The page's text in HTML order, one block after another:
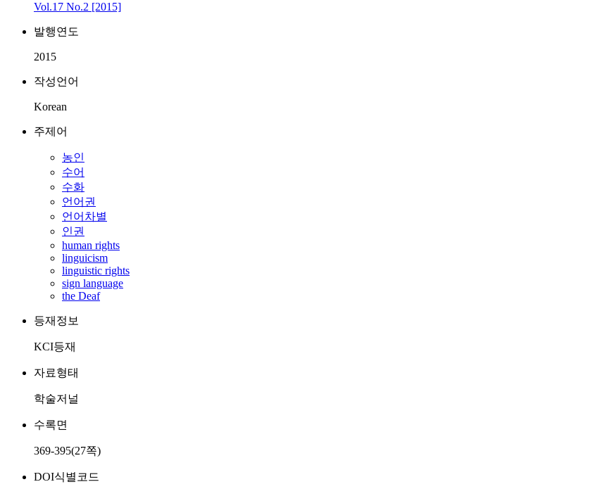
Vol.17 No.2 [2015]
발행연도
2015
작성언어
Korean
주제어
농인
수어
수화
언어권
언어차별
인권
human rights
linguicism
linguistic rights
sign language
the Deaf
등재정보
KCI등재
자료형태
학술저널
수록면
369-395(27쪽)
DOI식별코드